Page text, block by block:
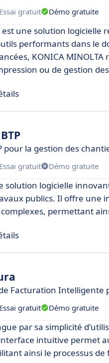
Essai gratuit Démo gratuite
est une solution
performants dans le
KONICA
ou de gestion
pour la gestion des
Essai gratuit Démo gratuite
solution logicielle
publics. Il offre une
permettant
Facturation Intelligente
Essai gratuit Démo gratuite
par sa simplicité
intuitive permet
ainsi le processus